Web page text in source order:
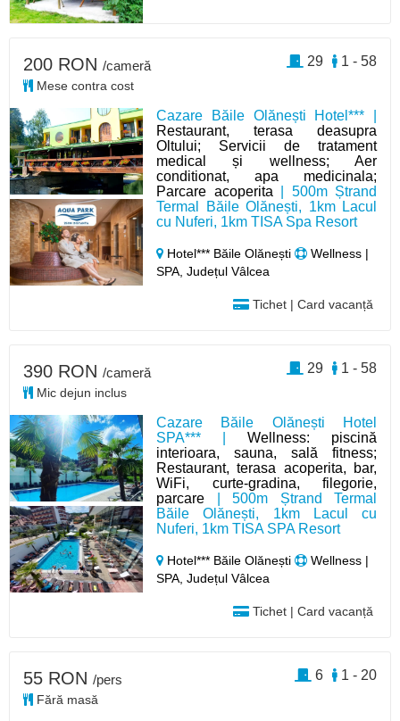
Cazare Băile Olănești Hotel*** |
Restaurant, terasa deasupra
Oltului; Servicii de tratament
medical și wellness; Aer
conditionat, apa medicinala;
Parcare acoperita | 500m Ștrand
Termal Băile Olănești, 1km Lacul
cu Nuferi, 1km TISA Spa Resort
Hotel*** Băile Olănești
Wellness |
SPA, Județul Vâlcea
Tichet | Card vacanță
200 RON /cameră
Mese contra cost
1 - 58
29
Cazare Băile Olănești Hotel
SPA*** |Wellness: piscină
interioara, sauna, sală fitness;
Restaurant, terasa acoperita, bar,
WiFi, curte-gradina, filegorie,
parcare | 500m Ștrand Termal
Băile Olănești, 1km Lacul cu
Nuferi, 1km TISA SPA Resort
Hotel*** Băile Olănești
Wellness |
SPA, Județul Vâlcea
Tichet | Card vacanță
390 RON /cameră
Mic dejun inclus
1 - 58
29
55 RON /pers
Fără masă
1 - 20
6